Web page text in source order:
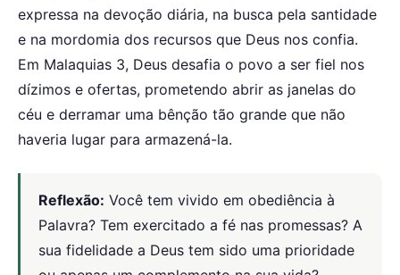
expressa na devoção diária, na busca pela santidade
e na mordomia dos recursos que Deus nos confia.
Em Malaquias 3, Deus desafia o povo a ser fiel nos
dízimos e ofertas, prometendo abrir as janelas do
céu e derramar uma bênção tão grande que não
haveria lugar para armazená-la.
Reflexão: Você tem vivido em obediência à
Palavra? Tem exercitado a fé nas promessas? A
sua fidelidade a Deus tem sido uma prioridade